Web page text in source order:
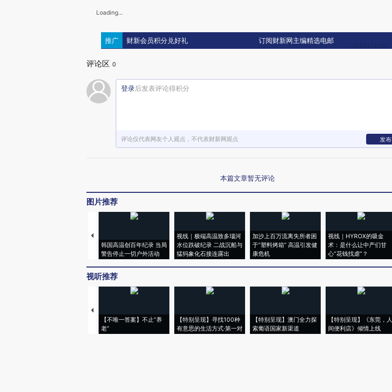
Loading...
推广 财新会员积分兑好礼 订阅财新网主编精选电邮
评论区 0
登录后发表评论得积分
评论仅代表网友个人观点，不代表财新网观点 发布
本篇文章暂无评论
图片推荐
韩国高温创百年纪录 当局
警告停止一切户外活动
视线｜极端高温致多瑙河
水位跌破纪录 二战沉船与
猛犸象化石接连露出
加沙上百万流离失所者困
于“塑料烤箱” 高温引发健
康危机
视线｜HYROX的吸金
术：是什么让中产们甘
心“花钱找虐”？
视听推荐
【不唯一答案】不止“养
老”
【特别呈现】寻找100种
有意思的生活方式·第一对
【特别呈现】澳门全力探
索葡语国家新渠道
【特别呈现】《东莞，人
间便利店》倾情上线